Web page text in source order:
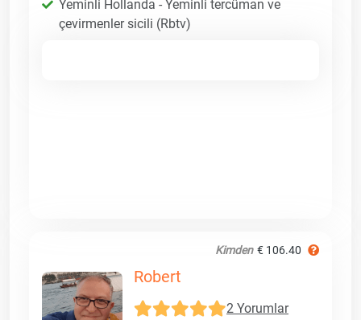
Yeminli Hollanda - Yeminli tercüman ve
çevirmenler sicili (Rbtv)
Kimden € 106.40
Robert
2 Yorumlar